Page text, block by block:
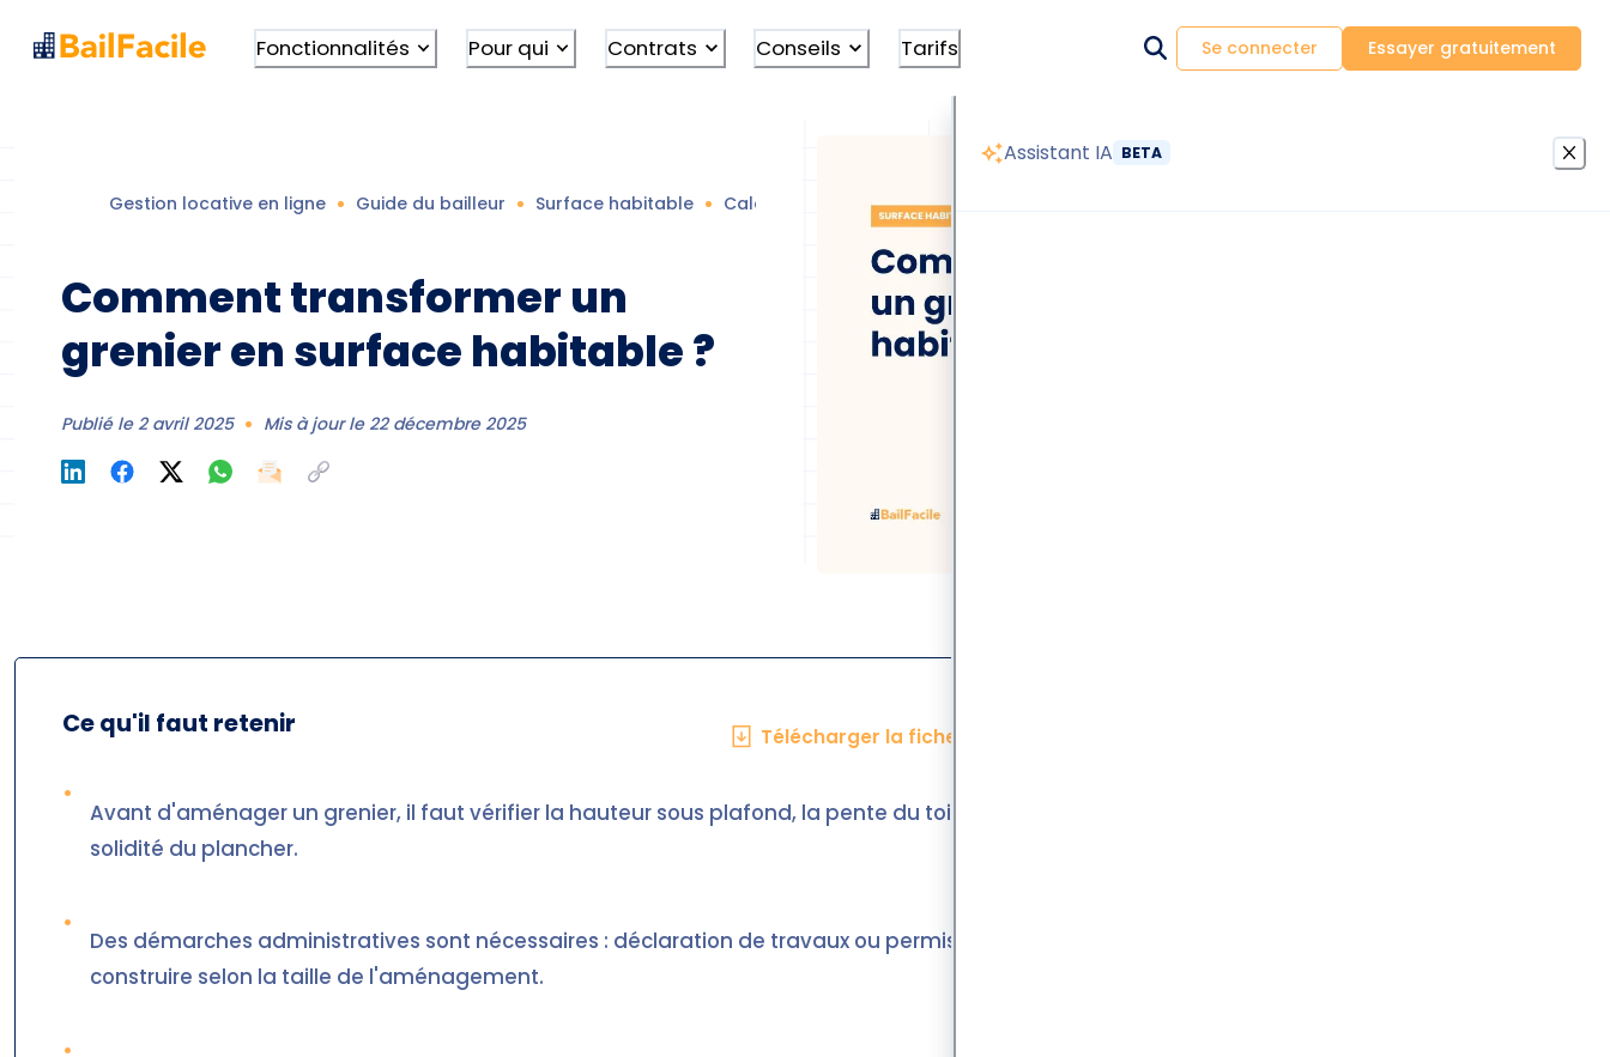
Assistant IA BETA
Fonctionnalités Pour qui Contrats Conseils Tarifs Se connecter Essayer gratuitement
Gestion locative en ligne Guide du bailleur Surface habitable Calcul surface habitable
Comment transformer un
grenier en surface habitable ?
Publié le 2 avril 2025 Mis à jour le 22 décembre 2025
Ce qu'il faut retenir
•
Avant d'aménager un grenier, il faut vérifier la hauteur sous plafond, la pente du toit et la
solidité du plancher.
•
Des démarches administratives sont nécessaires : déclaration de travaux ou permis de
construire selon la taille de l'aménagement.
•
Télécharger la fiche en PDF